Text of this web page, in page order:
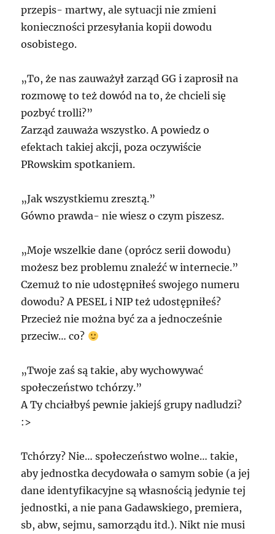
przepis- martwy, ale sytuacji nie zmieni
konieczności przesyłania kopii dowodu
osobistego.
„To, że nas zauważył zarząd GG i zaprosił na
rozmowę to też dowód na to, że chcieli się
pozbyć trolli?”
Zarząd zauważa wszystko. A powiedz o
efektach takiej akcji, poza oczywiście
PRowskim spotkaniem.
„Jak wszystkiemu zresztą.”
Gówno prawda- nie wiesz o czym piszesz.
„Moje wszelkie dane (oprócz serii dowodu)
możesz bez problemu znaleźć w internecie.”
Czemuż to nie udostępniłeś swojego numeru
dowodu? APESEL iNIP też udostępniłeś?
Przecież nie można być za a jednocześnie
przeciw… co?
„Twoje zaś są takie, aby wychowywać
społeczeństwo tchórzy.”
A Ty chciałbyś pewnie jakiejś grupy nadludzi?
:>
Tchórzy? Nie… społeczeństwo wolne… takie,
aby jednostka decydowała o samym sobie (a jej
dane identyfikacyjne są własnością jedynie tej
jednostki, a nie pana Gadawskiego, premiera,
sb, abw, sejmu, samorządu itd.). Nikt nie musi